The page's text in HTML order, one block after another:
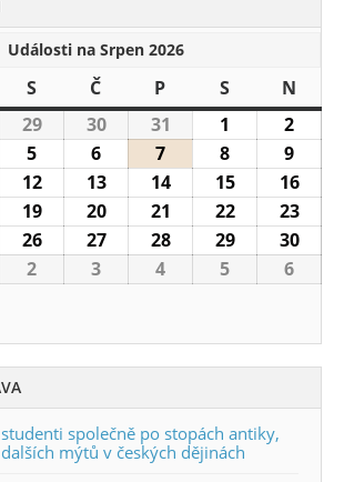
Události na Srpen 2026
SStředaČ Čtvrtek
P SSobotaN
2929.7.2026
3030.7.2026
31 31.7.2026
1 1.8.2026
2
5 5.8.2026
6 6.8.2026
7 7.8.2026
8 8.8.2026
9
1212.8.2026
1313.8.2026
1414.8.2026
1515.8.2026
16
1919.8.2026
2020.8.2026
21 21.8.2026
2222.8.2026
23
2626.8.2026
2727.8.2026
2828.8.2026
2929.8.2026
30
2 2.9.2026
3 3.9.2026
4 4.9.2026
5 5.9.2026
6
společně po stopách antiky,
mýtů v českých dějinách